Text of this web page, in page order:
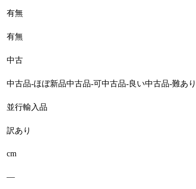
有無
有無
中古
中古品-ほぼ新品中古品-可中古品-良い中古品-難あり
並行輸入品
訳あり
cm
—